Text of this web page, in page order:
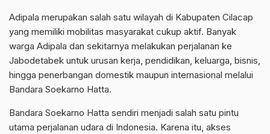
Adipala merupakan salah satu wilayah di Kabupaten Cilacap
yang memiliki mobilitas masyarakat cukup aktif. Banyak
warga Adipala dan sekitarnya melakukan perjalanan ke
Jabodetabek untuk urusan kerja, pendidikan, keluarga, bisnis,
hingga penerbangan domestik maupun internasional melalui
Bandara Soekarno Hatta.
Bandara Soekarno Hatta sendiri menjadi salah satu pintu
utama perjalanan udara di Indonesia. Karena itu, akses